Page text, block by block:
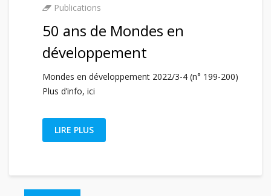
Publications
50 ans de Mondes en
développement
Mondes en développement 2022/3-4 (n° 199-200)
Plus d’info, ici
LIRE PLUS